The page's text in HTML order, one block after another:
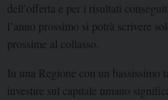
dell’offerta e per i risultati
l’anno prossimo si potrà scrivere
prossime al collasso.
In una Regione con un bassissimo
investire sul capitale umano